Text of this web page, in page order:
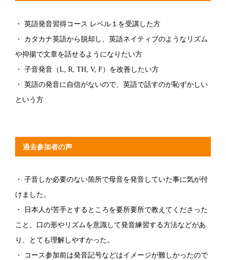
・ 英語発音習得コース レベル１を受講した方
・ カタカナ英語から脱却し、英語ネイティブのようなリズム
や抑揚で文章を話せるようになりたい方
・ 子音発音（L, R, TH, V, F）を改善したい方
・ 英語の発音に自信がないので、英語で話すのが恥ずかしい
という方
過去参加者の声
・ 子音しか必要のない箇所で母音を発音していた事に気が付
けました。
・ 日本人が苦手とするところを要所要所で教えてくださった
こと、口の形やリズムを意識して発音練習する方法などがあ
り、とても理解しやすかった。
・ コース参加前は発音記号などはイメージが難しかったので